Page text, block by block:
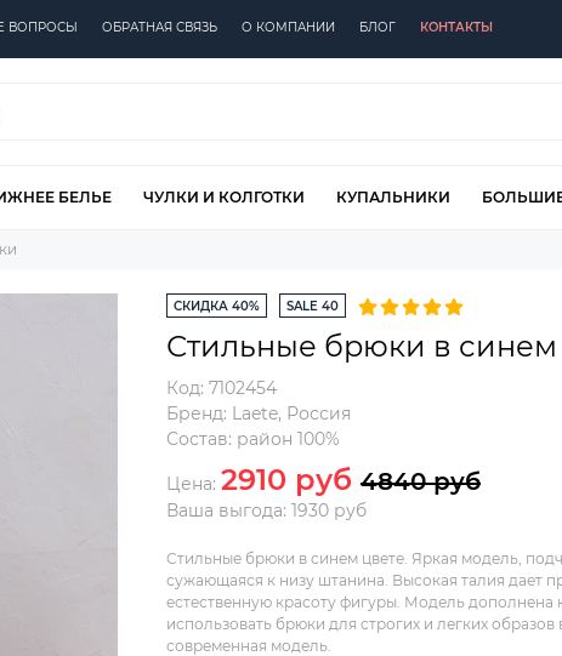
ВОПРОСЫ ОБРАТНАЯ СВЯЗЬ О КОМПАНИИ БЛОГ КОНТАКТЫ
БЕЛЬЕ ЧУЛКИ И КОЛГОТКИ КУПАЛЬНИКИ
СКИДКА 40% SALE 40
Стильные брюки в синем
Код: 7102454
Бренд: Laete, Россия
Состав: район 100%
Цена: 2910 руб 4840 руб
Ваша выгода: 1930 руб
Стильные брюки в синем цвете. Яркая модель,
сужающаяся к низу штанина. Высокая талия дает
естественную красоту фигуры. Модель
использовать брюки для строгих и легких образов
современная модель.